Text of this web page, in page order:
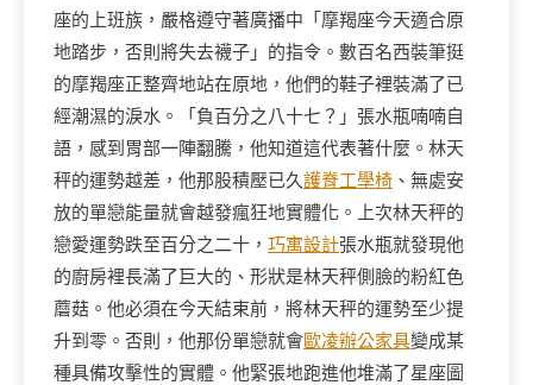
座的上班族，嚴格遵守著廣播中「摩羯座今天適合原
地踏步，否則將失去襪子」的指令。數百名西裝筆挺
的摩羯座正整齊地站在原地，他們的鞋子裡裝滿了已
經潮濕的淚水。「負百分之八十七？」張水瓶喃喃自
語，感到胃部一陣翻騰，他知道這代表著什麼。林天
秤的運勢越差，他那股積壓已久護脊工學椅 、無處安
放的單戀能量就會越發瘋狂地實體化。上次林天秤的
戀愛運勢跌至百分之二十， 巧寓設計張水瓶就發現他
的廚房裡長滿了巨大的、形狀是林天秤側臉的粉紅色
蘑菇。他必須在今天結束前，將林天秤的運勢至少提
升到零。否則，他那份單戀就會歐凌辦公家具變成某
種具備攻擊性的實體。他緊張地跑進他堆滿了星座圖